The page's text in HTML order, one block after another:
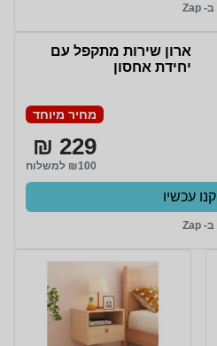
ב- Zap
ארון שירות מתקפל עם
יחידת אחסון
מחיר מיוחד
229 ₪
₪100 למשלוח
קנו עכשיו
ב- Zap